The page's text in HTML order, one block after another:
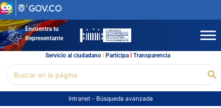
Ir
al
contenidoEncuentra tu
Representante
Servicio al ciudadano l Participal Transparencia
por:
Intranet - Búsqueda avanzada